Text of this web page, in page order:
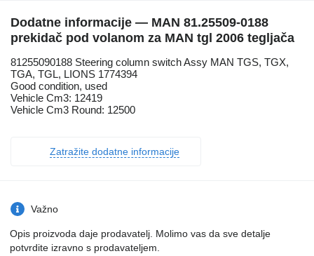
Dodatne informacije — MAN 81.25509-0188
prekidač pod volanom za MAN tgl 2006 tegljača
81255090188 Steering column switch Assy MAN TGS, TGX,
TGA, TGL, LIONS 1774394
Good condition, used
Vehicle Cm3: 12419
Vehicle Cm3 Round: 12500
Zatražite dodatne informacije
Važno
Opis proizvoda daje prodavatelj. Molimo vas da sve detalje
potvrdite izravno s prodavateljem.